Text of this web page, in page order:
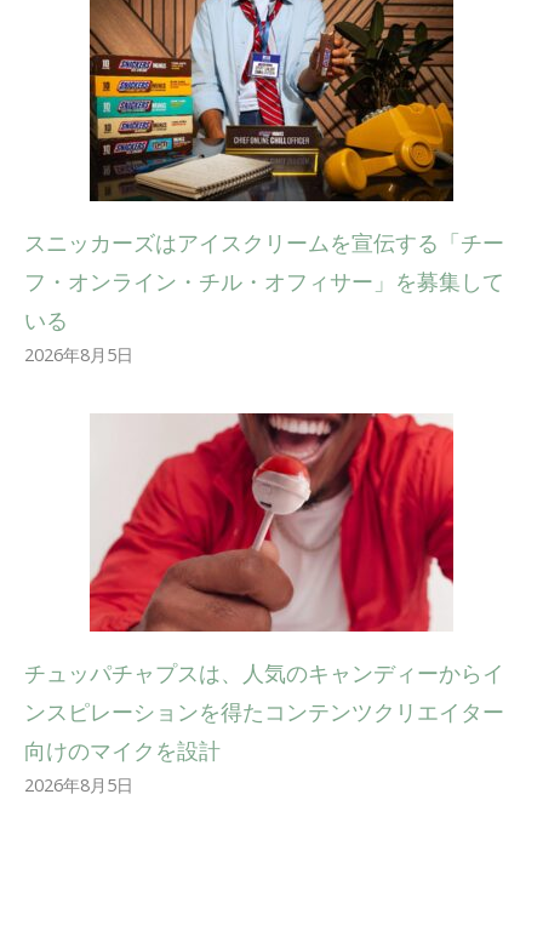
スニッカーズはアイスクリームを宣伝する「チー
フ・オンライン・チル・オフィサー」を募集して
いる
2026年8月5日
チュッパチャプスは、人気のキャンディーからイ
ンスピレーションを得たコンテンツクリエイター
向けのマイクを設計
2026年8月5日